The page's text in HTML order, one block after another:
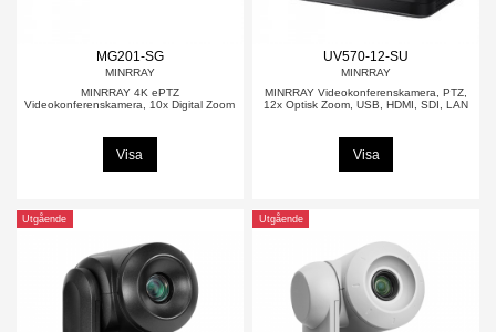
MG201-SG
MINRRAY
MINRRAY 4K ePTZ
Videokonferenskamera, 10x Digital Zoom
Visa
UV570-12-SU
MINRRAY
MINRRAY Videokonferenskamera, PTZ,
12x Optisk Zoom, USB, HDMI, SDI, LAN
Visa
Utgående Utgående